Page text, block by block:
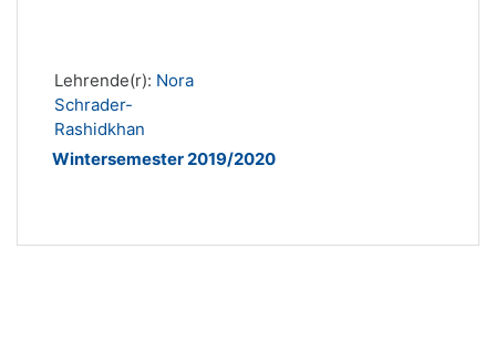
Lehrende(r): Nora
Schrader-
Rashidkhan
Wintersemester 2019/2020